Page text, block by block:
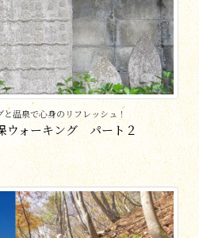
温泉で心身のリフレッシュ！
ウォーキング パート２